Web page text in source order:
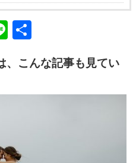
Line
、こんな記事も見てい